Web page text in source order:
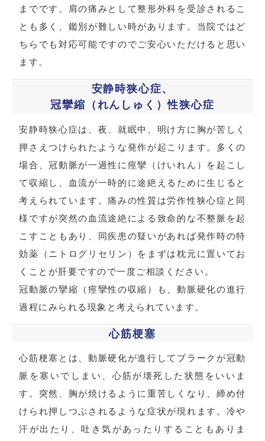
までです。肩の痛みとして整形外科を受診されるこ
とも多く、鑑別が難しい時があります。当院ではど
ちらでも対応可能ですのでご安心いただけると思い
ます。
安静時狭心症、
冠攣縮（れんしゅく）性狭心症
安静時狭心症は、夜、就眠中、明け方に胸が苦しく
押さえつけられたような発作が起こります。多くの
場合、冠動脈が一過性に痙攣（けいれん）を起こし
て収縮し、血流が一時的に途絶えるために生じると
考えられています。痛みの性質は労作性狭心症と同
様ですが突然の血流途絶による致命的な不整脈を起
こすこともあり、同疾患の疑いがあれば発作時の特
効薬（ニトログリセリン）をまずは枕元に置いてお
くことが肝要ですので一度ご相談ください。
冠動脈の攣縮（痙攣性の収縮）も、動脈硬化の進行
過程にみられる現象と考えられています。
心筋梗塞
心筋梗塞とは、動脈硬化が進行してプラークが冠動
脈を塞いでしまい、心筋が壊死した状態をいいま
す。突然、胸が焼けるように重苦しくなり、締め付
けられ押しつぶされるような症状が現れます。冷や
汗が出たり、吐き気があったりすることもありま